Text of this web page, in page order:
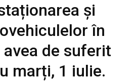
și
în
de suferit
marți, 1 iulie.